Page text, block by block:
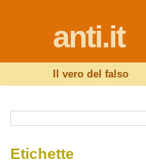
anti.it
Il vero del falso
Etichette